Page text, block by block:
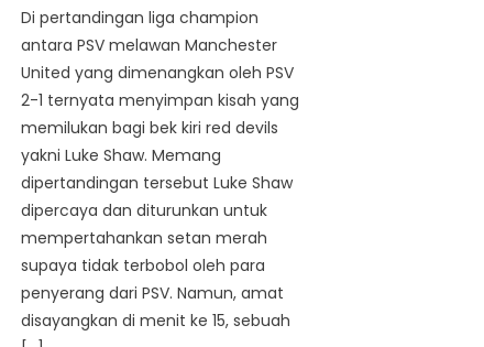
Di pertandingan liga champion
antara PSV melawan Manchester
United yang dimenangkan oleh PSV
2-1 ternyata menyimpan kisah yang
memilukan bagi bek kiri red devils
yakni Luke Shaw. Memang
dipertandingan tersebut Luke Shaw
dipercaya dan diturunkan untuk
mempertahankan setan merah
supaya tidak terbobol oleh para
penyerang dari PSV. Namun, amat
disayangkan di menit ke 15, sebuah